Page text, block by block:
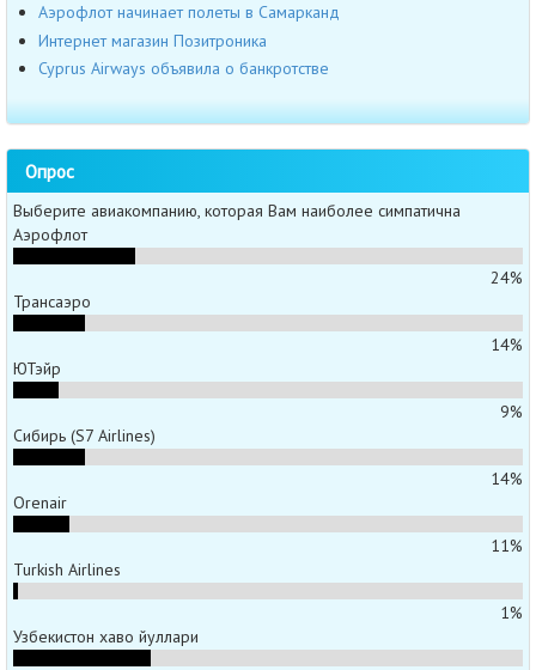
Аэрофлот начинает полеты в Самарканд
Интернет магазин Позитроника
Cyprus Airways объявила о банкротстве
Опрос
Выберите авиакомпанию, которая Вам наиболее симпатична
Аэрофлот
24%
Трансаэро
14%
ЮТэйр
9%
Сибирь (S7 Airlines)
14%
Orenair
11%
Turkish Airlines
1%
Узбекистон хаво йуллари